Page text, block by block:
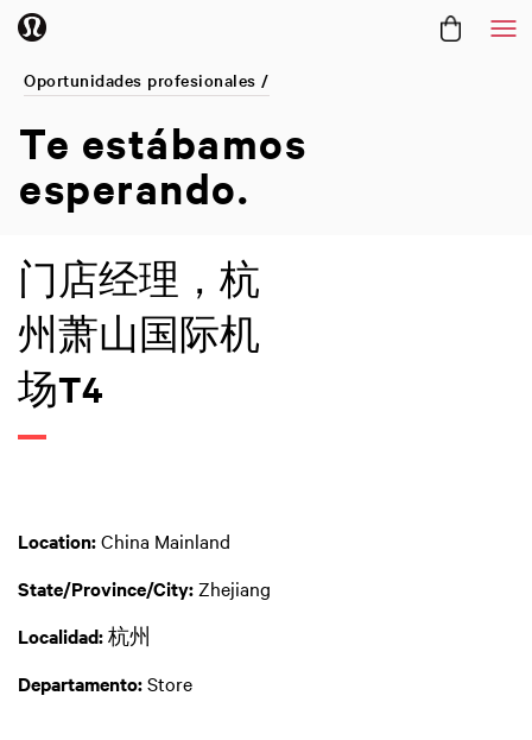
Oportunidades profesionales /
Te estábamos
esperando.
门店经理，杭
州萧山国际机
场T4
Location:China Mainland
State/Province/City:Zhejiang
Localidad:杭州
Departamento:Store